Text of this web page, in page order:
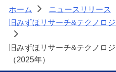
ホーム > ニュースリリース
旧みずほリサーチ&テクノロ
>
旧みずほリサーチ&テクノロ
（2025年）